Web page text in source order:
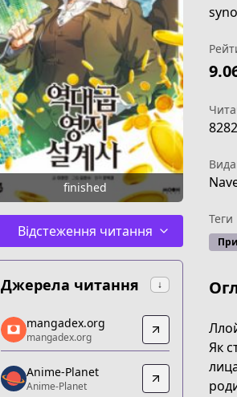
finished
Відстеження читання
Джерела читання ↓
mangadex.org
mangadex.org
https://mangadex.org/title/d7f56ace-
Anime-Planet
mangadex.org
mangadex.org
Anime-Planet
Anime-Planet
Теги
Як